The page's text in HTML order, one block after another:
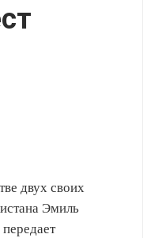
двух своих
Эмиль